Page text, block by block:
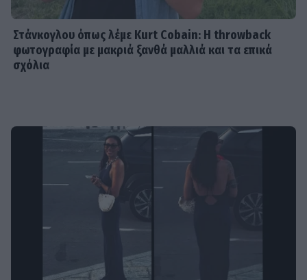
Στάνκογλου όπως λέμε Kurt Cobain: H throwback
φωτογραφία με μακριά ξανθά μαλλιά και τα επικά
σχόλια